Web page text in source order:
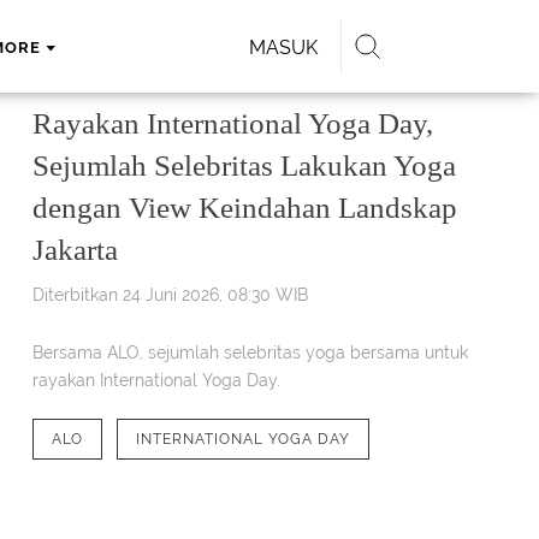
MASUK
Rayakan International Yoga Day,
Sejumlah Selebritas Lakukan Yoga
dengan View Keindahan Landskap
Jakarta
Diterbitkan 24 Juni 2026, 08:30 WIB
Bersama ALO, sejumlah selebritas yoga bersama untuk
rayakan International Yoga Day.
ALO INTERNATIONAL YOGA DAY